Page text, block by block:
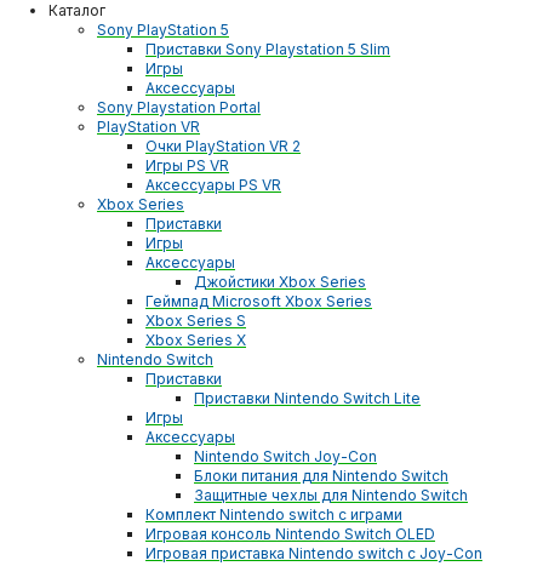
Каталог
Sony PlayStation 5
Приставки Sony Playstation 5 Slim
Игры
Аксессуары
Sony Playstation Portal
PlayStation VR
Очки PlayStation VR 2
Игры PS VR
Аксессуары PS VR
Xbox Series
Приставки
Игры
Аксессуары
Джойстики Xbox Series
Геймпад Microsoft Xbox Series
Xbox Series S
Xbox Series X
Nintendo Switch
Приставки
Приставки Nintendo Switch Lite
Игры
Аксессуары
Nintendo Switch Joy-Con
Блоки питания для Nintendo Switch
Защитные чехлы для Nintendo Switch
Комплект Nintendo switch с играми
Игровая консоль Nintendo Switch OLED
Игровая приставка Nintendo switch с Joy-Con